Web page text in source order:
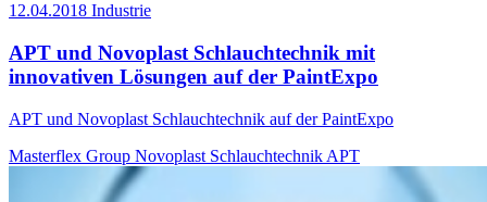
12.04.2018 Industrie
APT und Novoplast Schlauchtechnik mit
innovativen Lösungen auf der PaintExpo
APT und Novoplast Schlauchtechnik auf der PaintExpo
Masterflex Group Novoplast Schlauchtechnik APT